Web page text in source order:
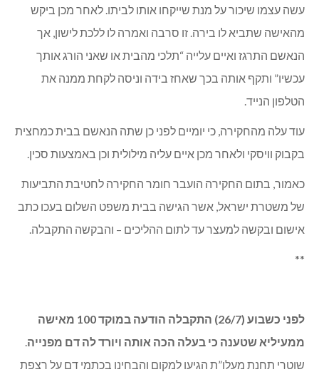
עשה עצמו שיכור על מנת שייקחו אותו לביתו. לאחר מכן ביקש
מהאישה שתביא לו בירה. זו סרבה ואמרה לו ללכת לישון, אך
הנאשם התרגז ואיים עלייה “תלכי מהבית או שאני הורג אותך
עכשיו” ותקף אותה בכך שאחז בידה וניסה לקחת ממנה את
הטלפון הנייד.
עוד עלה מהחקירה, כי יומיים לפני כן שתה הנאשם בבית כמחצית
בקבוק וויסקי ולאחר מכן איים עליה מילולית וכן באמצעות סכין.
כאמור, בתום החקירה הועבר חומר החקירה לחטיבת התביעות
של משטרת ישראל, אשר הגישה בבית משפט השלום בעכו כתב
אישום ובקשה למעצר עד לתום ההליכים – והבקשה התקבלה.
**
לפני כשבוע (26/7) התקבלה הודעה במוקד 100 מאישה
ממעיליא שטענה כי בעלה הכה אותה ויורד לה דם מפנייה
שוטרי תחנת מעלו”ת הגיעו למקום והבחינו בכתמי דם על רצפת